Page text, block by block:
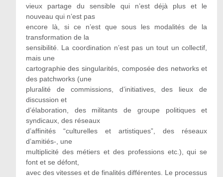
vieux partage du sensible qui n’est déjà plus et le
nouveau qui n’est pas
encore là, si ce n’est que sous les modalités de la
transformation de la
sensibilité. La coordination n’est pas un tout un collectif,
mais une
cartographie des singularités, composée des networks et
des patchworks (une
pluralité de commissions, d’initiatives, des lieux de
discussion et
d’élaboration, des militants de groupe politiques et
syndicaux, des réseaux
d’affinités “culturelles et artistiques”, des réseaux
d’amitiés-, une
multiplicité des métiers et des professions etc.), qui se
font et se défont,
avec des vitesses et de finalités différentes. Le processus